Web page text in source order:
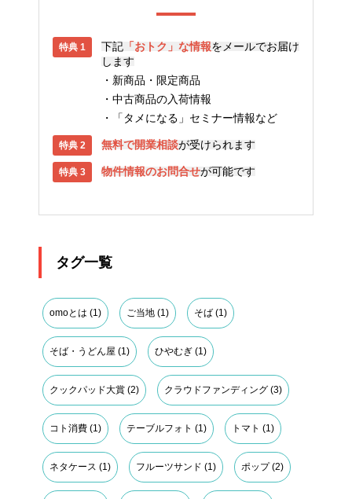
下記 「おトク」な情報をメールでお届け
します
新商品・限定商品
中古商品の入荷情報
「タメになる」セミナー情報など
無料で開業相談が受けられます
物件情報のお問合せが可能です
タグ一覧
omoとは (1) ご当地 (1) そば (1)
そば・うどん屋 (1) ひやむぎ (1)
クックパッド大賞 (2) クラウドファンディング (3)
コト消費 (1) テーブルフォト (1) トマト (1)
ネタケース (1) フルーツサンド (1) ポップ(2)